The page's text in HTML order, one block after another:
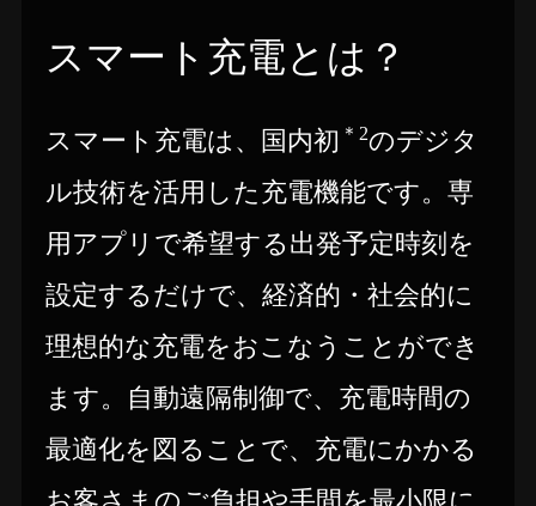
スマート充電とは？
スマート充電は、国内初 ＊2のデジタ
ル技術を活用した充電機能です。専
用アプリで希望する出発予定時刻を
設定するだけで、経済的・社会的に
理想的な充電をおこなうことができ
ます。自動遠隔制御で、充電時間の
最適化を図ることで、充電にかかる